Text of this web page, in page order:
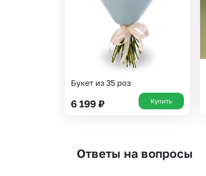
Букет из 35 роз
6 199 ₽ Купить
Ответы на вопросы